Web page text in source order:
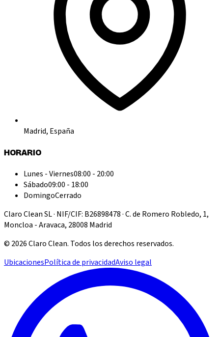
Madrid, España
HORARIO
Lunes - Viernes08:00 - 20:00
Sábado09:00 - 18:00
DomingoCerrado
Claro Clean SL · NIF/CIF: B26898478 · C. de Romero Robledo, 1,
Moncloa - Aravaca, 28008 Madrid
© 2026Claro Clean. Todos los derechos reservados.
UbicacionesPolítica de privacidadAviso legal